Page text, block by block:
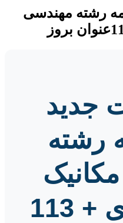
رشته مهندسی
جدید
رشته
تبدیل انرژی + 113